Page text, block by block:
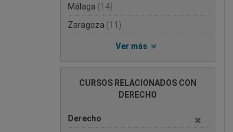
Málaga (14)
Zaragoza (11)
Ver más
CURSOS RELACIONADOS CON
DERECHO
Derecho